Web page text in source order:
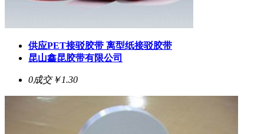
供应PET接驳胶带 离型纸接驳胶带
昆山鑫昆胶带有限公司
0成交￥1.30